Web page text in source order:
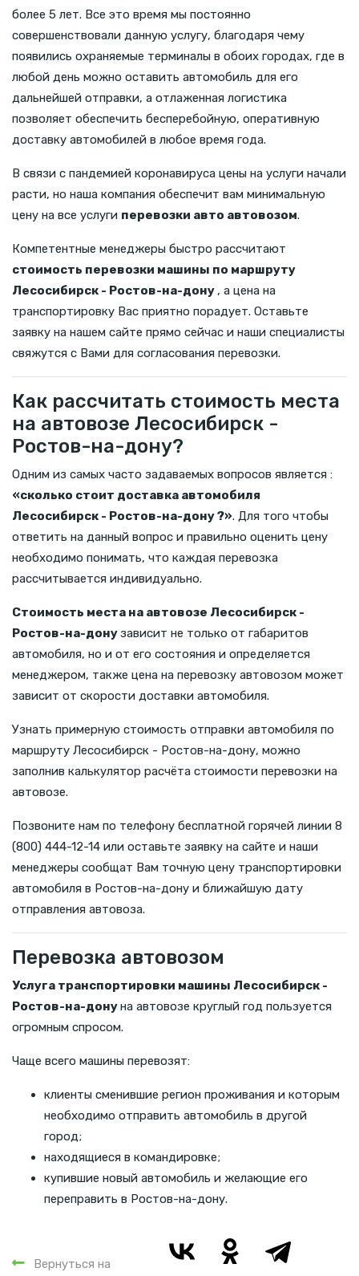
более 5 лет. Все это время мы постоянно
совершенствовали данную услугу, благодаря чему
появились охраняемые терминалы в обоих городах, где в
любой день можно оставить автомобиль для его
дальнейшей отправки, а отлаженная логистика
позволяет обеспечить бесперебойную, оперативную
доставку автомобилей в любое время года.
В связи с пандемией коронавируса цены на услуги начали
расти, но наша компания обеспечит вам минимальную
цену на все услуги перевозки авто автовозом.
Компетентные менеджеры быстро рассчитают
стоимость перевозки машины по маршруту
Лесосибирск - Ростов-на-дону , а цена на
транспортировку Вас приятно порадует. Оставьте
заявку на нашем сайте прямо сейчас и наши специалисты
свяжутся с Вами для согласования перевозки.
Как рассчитать стоимость места
на автовозе Лесосибирск -
Ростов-на-дону?
Одним из самых часто задаваемых вопросов является :
«сколько стоит доставка автомобиля
Лесосибирск - Ростов-на-дону ?». Для того чтобы
ответить на данный вопрос и правильно оценить цену
необходимо понимать, что каждая перевозка
рассчитывается индивидуально.
Стоимость места на автовозе Лесосибирск -
Ростов-на-донузависит не только от габаритов
автомобиля, но и от его состояния и определяется
менеджером, также цена на перевозку автовозом может
зависит от скорости доставки автомобиля.
Узнать примерную стоимость отправки автомобиля по
маршруту Лесосибирск - Ростов-на-дону, можно
заполнив калькулятор расчёта стоимости перевозки на
автовозе.
Позвоните нам по телефону бесплатной горячей линии 8
(800) 444-12-14 или оставьте заявку на сайте и наши
менеджеры сообщат Вам точную цену транспортировки
автомобиля в Ростов-на-дону и ближайшую дату
отправления автовоза.
Перевозка автовозом
Услуга транспортировки машины Лесосибирск -
Ростов-на-донуна автовозе круглый год пользуется
огромным спросом.
Чаще всего машины перевозят:
клиенты сменившие регион проживания и которым
необходимо отправить автомобиль в другой
город;
находящиеся в командировке;
купившие новый автомобиль и желающие его
переправить в Ростов-на-дону.
Вернуться на